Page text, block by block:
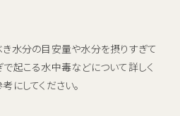
初期費用 ＋ サーバーレンタル ＋ 送料
すべて0円
新規お申し込みはこちら
水分の目安量や水分を摂りすぎて
で起こる水中毒などについて詳しく
にしてください。